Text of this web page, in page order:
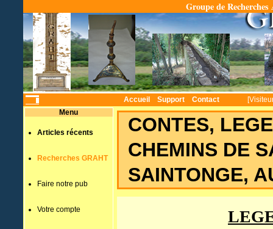
Groupe de
Accueil Support Contact
Menu
Articles récents
Recherches GRAHT
Faire notre pub
Votre compte
CONTES,
CHEMINS DE
SAINTONGE,